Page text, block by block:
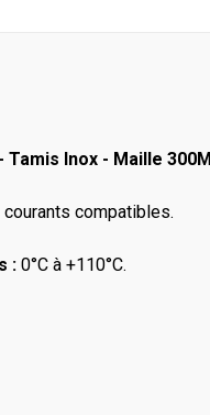
Inox - Maille 300Μ
compatibles.
: 0°C à +110°C.